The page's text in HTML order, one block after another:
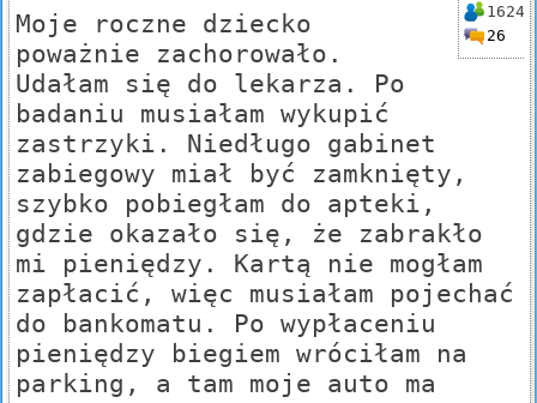
1624
26
Moje roczne dziecko
poważnie zachorowało.
Udałam się do lekarza. Po
badaniu musiałam wykupić
zastrzyki. Niedługo gabinet
zabiegowy miał być zamknięty,
szybko pobiegłam do apteki,
gdzie okazało się, że zabrakło
mi pieniędzy. Kartą nie mogłam
zapłacić, więc musiałam pojechać
do bankomatu. Po wypłaceniu
pieniędzy biegiem wróciłam na
parking, a tam moje auto ma